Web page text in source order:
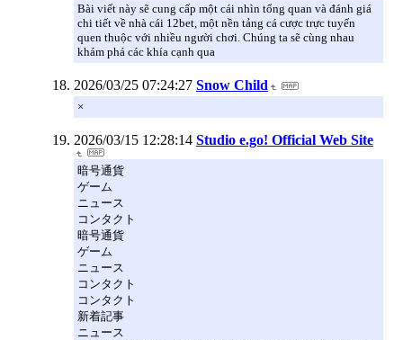
Bài viết này sẽ cung cấp một cái nhìn tổng quan và đánh giá
chi tiết về nhà cái 12bet, một nền tảng cá cược trực tuyến
quen thuộc với nhiều người chơi. Chúng ta sẽ cùng nhau
khám phá các khía cạnh qua
2026/03/25 07:24:27 Snow Child
×
2026/03/15 12:28:14 Studio e.go! Official Web Site
暗号通貨
ゲーム
ニュース
コンタクト
暗号通貨
ゲーム
ニュース
コンタクト
コンタクト
新着記事
ニュース